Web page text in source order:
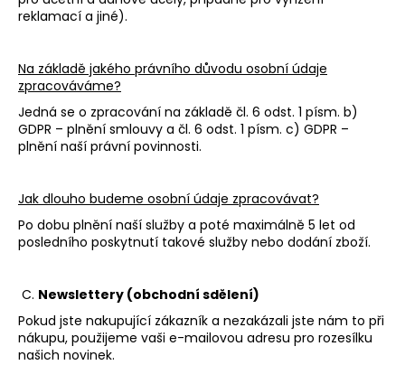
reklamací a jiné).
Na základě jakého právního důvodu osobní údaje
zpracováváme?
Jedná se o zpracování na základě čl. 6 odst. 1 písm. b)
GDPR – plnění smlouvy a čl. 6 odst. 1 písm. c) GDPR –
plnění naší právní povinnosti.
Jak dlouho budeme osobní údaje zpracovávat?
Po dobu plnění naší služby a poté maximálně 5 let od
posledního poskytnutí takové služby nebo dodání zboží.
C. Newslettery (obchodní sdělení)
Pokud jste nakupující zákazník a nezakázali jste nám to při
nákupu, použijeme vaši e-mailovou adresu pro rozesílku
našich novinek.